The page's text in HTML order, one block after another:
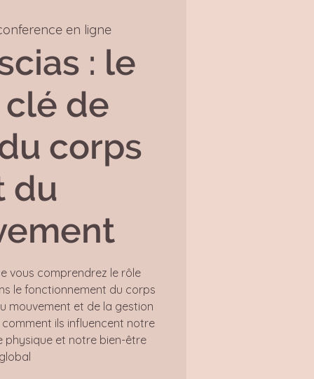
en ligne
: le
de
corps
du
vous comprendrez le rôle
le fonctionnement du corps
mouvement et de la gestion
comment ils influencent notre
physique et notre bien-être
global